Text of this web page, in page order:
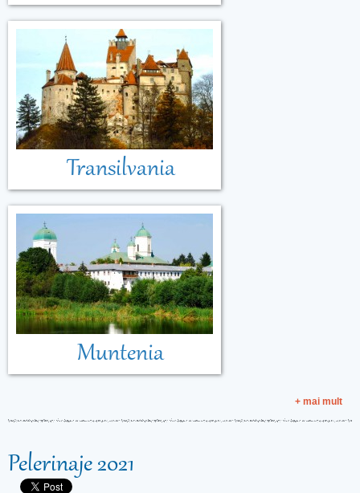
Transilvania
Muntenia
+ mai mult
Pelerinaje 2021